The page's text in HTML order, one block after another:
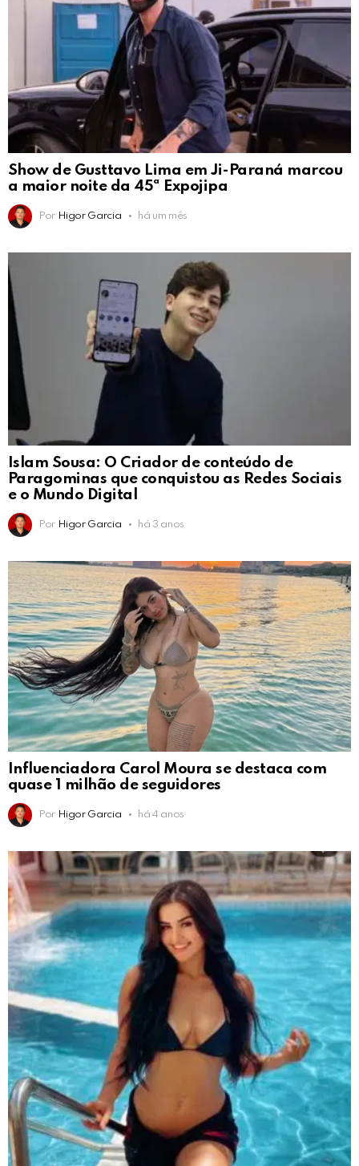
Show de Gusttavo Lima em Ji-Paraná marcou
a maior noite da 45ª Expojipa
Por Higor Garcia há um mês
Islam Sousa: O Criador de conteúdo de
Paragominas que conquistou as Redes Sociais
e o Mundo Digital
Por Higor Garcia há 3 anos
Influenciadora Carol Moura se destaca com
quase 1 milhão de seguidores
Por Higor Garcia há 4 anos